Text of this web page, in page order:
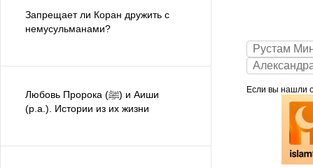
Запрещает ли Коран дружить с
немусульманами?
Любовь Пророка (ﷺ) и Аиши
(р.а.). Истории из их жизни
Рустам
Если вы нашли